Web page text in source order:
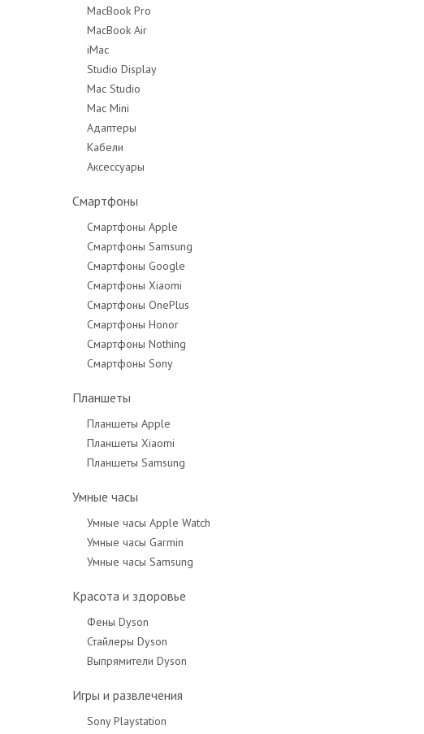
MacBook Pro
MacBook Pro 14"
MacBook Pro 16"
MacBook Air
iMac
Studio Display
Mac Studio
Mac Mini
Адаптеры
Кабели
Аксессуары
Смартфоны
Смартфоны Apple
Смартфоны Samsung
Смартфоны Google
Смартфоны Xiaomi
Смартфоны OnePlus
Смартфоны Honor
Смартфоны Nothing
Смартфоны Sony
Планшеты
Планшеты Apple
Планшеты Xiaomi
Планшеты Samsung
Умные часы
Умные часы Apple Watch
Умные часы Garmin
Умные часы Samsung
Красота и здоровье
Фены Dyson
Стайлеры Dyson
Выпрямители Dyson
Игры и развлечения
Sony Playstation